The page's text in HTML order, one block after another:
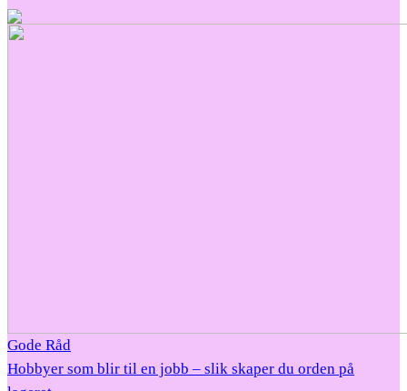
Gode Råd
Hobbyer som blir til en jobb – slik skaper du orden på